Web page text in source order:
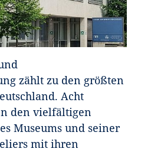
zählt zu den größten
Acht
den vielfältigen
Museums und seiner
mit ihren